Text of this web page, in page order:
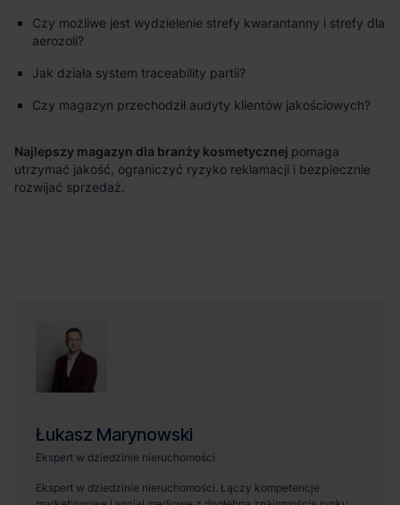
Czy możliwe jest wydzielenie strefy kwarantanny i strefy dla
aerozoli?
Jak działa system traceability partii?
Czy magazyn przechodził audyty klientów jakościowych?
Najlepszy magazyn dla branży kosmetycznej